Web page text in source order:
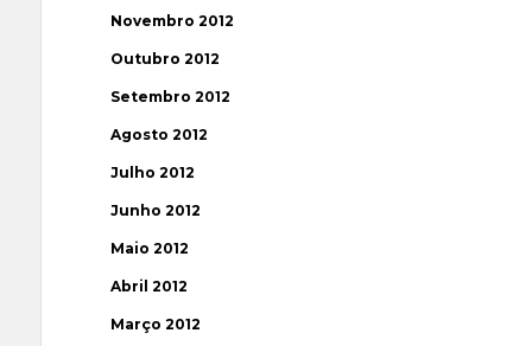
Novembro 2012
Outubro 2012
Setembro 2012
Agosto 2012
Julho 2012
Junho 2012
Maio 2012
Abril 2012
Março 2012